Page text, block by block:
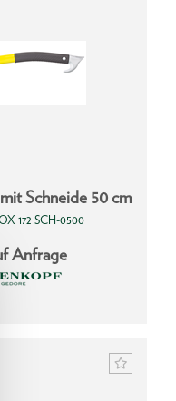
Schneide 50 cm
172 SCH-0500
Anfrage